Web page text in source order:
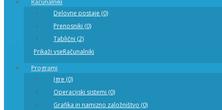
Računalniki
Delovne postaje (0)
Prenosniki (0)
Tablični (2)
Prikaži vseRačunalniki
Programi
Igre (0)
Operacijski sistemi (0)
Grafika in namizno založništvo (0)